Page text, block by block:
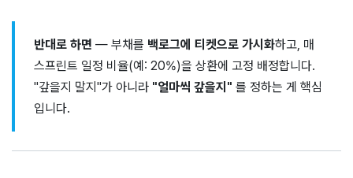
반대로 하면 — 부채를 백로그에 티켓으로 가시화하고, 매
스프린트 일정 비율(예: 20%)을 상환에 고정 배정합니다.
"갚을지 말지"가 아니라 "얼마씩 갚을지" 를 정하는 게 핵심
입니다.